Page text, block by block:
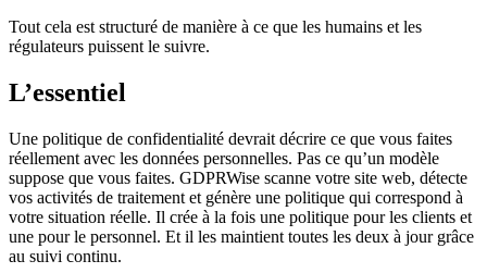
Tout cela est structuré de manière à ce que les humains et les
régulateurs puissent le suivre.
L’essentiel
Une politique de confidentialité devrait décrire ce que vous faites
réellement avec les données personnelles. Pas ce qu’un modèle
suppose que vous faites. GDPRWise scanne votre site web, détecte
vos activités de traitement et génère une politique qui correspond à
votre situation réelle. Il crée à la fois une politique pour les clients et
une pour le personnel. Et il les maintient toutes les deux à jour grâce
au suivi continu.